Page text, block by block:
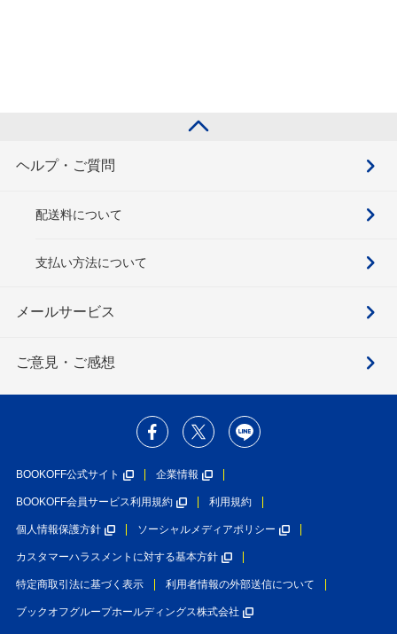
ヘルプ・ご質問
配送料について
支払い方法について
メールサービス
ご意見・ご感想
BOOKOFF公式サイト 企業情報
BOOKOFF会員サービス利用規約 利用規約
個人情報保護方針 ソーシャルメディアポリシー
カスタマーハラスメントに対する基本方針
特定商取引法に基づく表示 利用者情報の外部送信について
ブックオフグループホールディングス株式会社